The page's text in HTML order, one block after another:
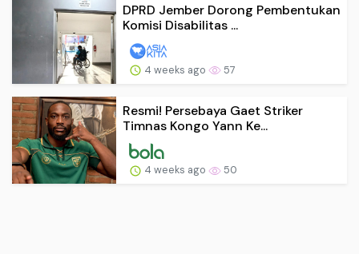
DPRD Jember Dorong Pembentukan
Komisi Disabilitas ...
4 weeks ago 57
Resmi! Persebaya Gaet Striker
Timnas Kongo Yann Ke...
4 weeks ago 50